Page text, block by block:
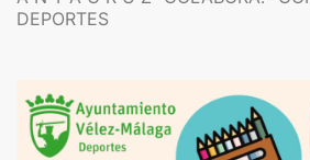
DEPORTES